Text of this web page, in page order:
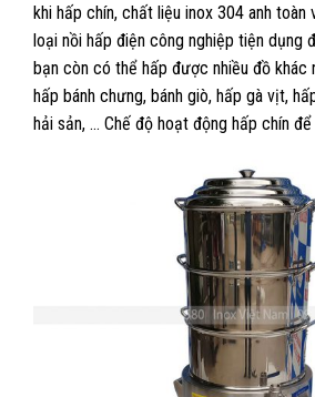
khi hấp chín, chất liệu inox 304 anh toàn
loại nồi hấp điện công nghiệp tiện dụng
bạn còn có thể hấp được nhiều đồ khác
hấp bánh chưng, bánh giò, hấp gà vịt,
hải sản, … Chế độ hoạt động hấp chín